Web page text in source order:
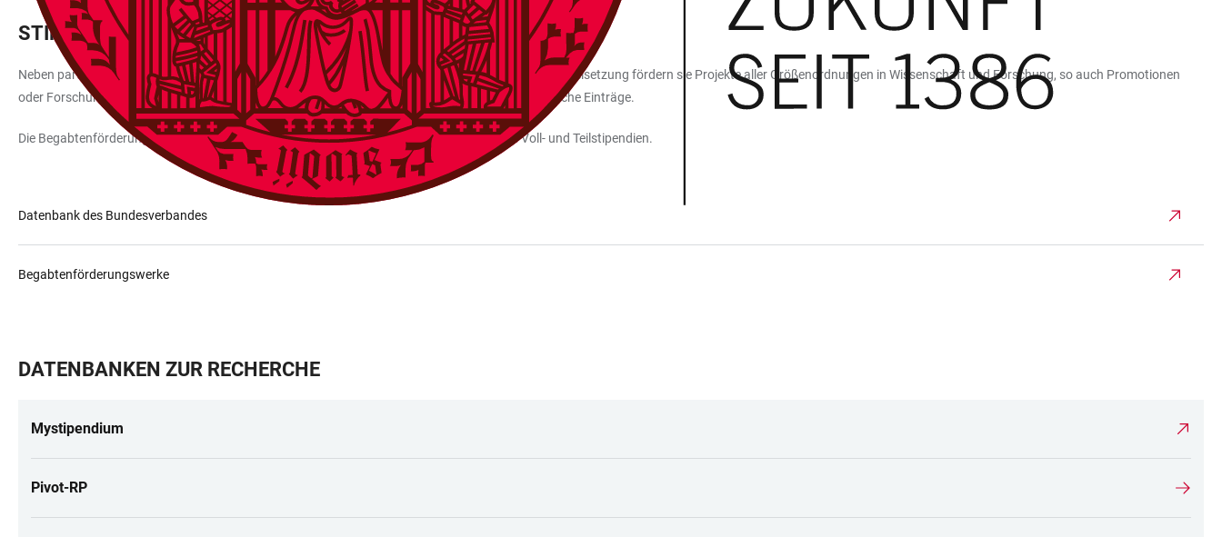
STIFTUNGEN UND FÖRDERWERKE
Neben parteinahen und kirchennahen Stiftungen gibt es eine Vielzahl privater Stiftungen. Je nach Zielsetzung fördern sie Projekte aller Größenordnungen in Wissenschaft und Forschung, so auch Promotionen
oder Forschungsreisen. Die Datenbank des Bundesverbands Deutscher Stiftungen enthält zahlreiche Einträge.
Die Begabtenförderungswerke werden vom Bundesministerium unterstützt und vergeben Voll- und Teilstipendien.
Datenbank des Bundesverbandes
Begabtenförderungswerke
DATENBANKEN ZUR RECHERCHE
Mystipendium
Pivot-RP